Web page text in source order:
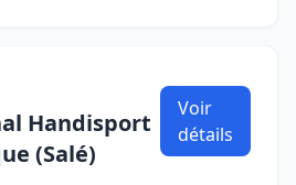
Handisport
(Salé)
Voir
détails